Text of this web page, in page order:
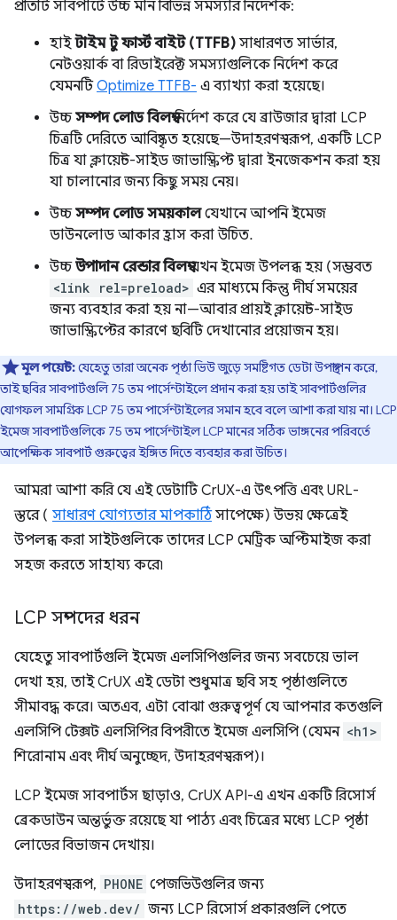
প্রতিটি সাবপার্টে উচ্চ মান বিভিন্ন সমস্যার নির্দেশক:
হাইটাইম টু ফার্স্ট বাইট (TTFB) সাধারণত সার্ভার,
নেটওয়ার্ক বা রিডাইরেক্ট সমস্যাগুলিকে নির্দেশ করে
যেমনটিOptimize TTFB- এ ব্যাখ্যা করা হয়েছে।
উচ্চসম্পদ লোড বিলম্বনির্দেশ করে যে ব্রাউজার দ্বারা LCP
চিত্রটি দেরিতে আবিষ্কৃত হয়েছে—উদাহরণস্বরূপ, একটি LCP
চিত্র যা ক্লায়েন্ট-সাইড জাভাস্ক্রিপ্ট দ্বারা ইনজেকশন করা হয়
যা চালানোর জন্য কিছু সময় নেয়।
উচ্চসম্পদ লোড সময়কালযেখানে আপনি ইমেজ
ডাউনলোড আকার হ্রাস করা উচিত.
উচ্চউপাদান রেন্ডার বিলম্বযখন ইমেজ উপলব্ধ হয় (সম্ভবত
<link rel=preload> এর মাধ্যমে কিন্তু দীর্ঘ সময়ের
জন্য ব্যবহার করা হয় না—আবার প্রায়ই ক্লায়েন্ট-সাইড
জাভাস্ক্রিপ্টের কারণে ছবিটি দেখানোর প্রয়োজন হয়।
মূল পয়েন্ট:যেহেতু তারা অনেক পৃষ্ঠা ভিউ জুড়ে সমষ্টিগত ডেটা উপস্থাপন করে,
তাই ছবির সাবপার্টগুলি 75 তম পার্সেন্টাইলে প্রদান করা হয় তাই সাবপার্টগুলির
যোগফল সামগ্রিক LCP 75 তম পার্সেন্টাইলের সমান হবে বলে আশা করা যায় না। LCP
ইমেজ সাবপার্টগুলিকে 75 তম পার্সেন্টাইল LCP মানের সঠিক ভাঙ্গনের পরিবর্তে
আপেক্ষিক সাবপার্ট গুরুত্বের ইঙ্গিত দিতে ব্যবহার করা উচিত।
আমরা আশা করি যে এই ডেটাটি CrUX-এ উৎপত্তি এবং URL-
স্তরে ( সাধারণ যোগ্যতার মাপকাঠিসাপেক্ষে) উভয় ক্ষেত্রেই
উপলব্ধ করা সাইটগুলিকে তাদের LCP মেট্রিক অপ্টিমাইজ করা
সহজ করতে সাহায্য করে৷
LCP সম্পদের ধরন
যেহেতু সাবপার্টগুলি ইমেজ এলসিপিগুলির জন্য সবচেয়ে ভাল
দেখা হয়, তাই CrUX এই ডেটা শুধুমাত্র ছবি সহ পৃষ্ঠাগুলিতে
সীমাবদ্ধ করে। অতএব, এটা বোঝা গুরুত্বপূর্ণ যে আপনার কতগুলি
এলসিপি টেক্সট এলসিপির বিপরীতে ইমেজ এলসিপি (যেমন <h1>
শিরোনাম এবং দীর্ঘ অনুচ্ছেদ, উদাহরণস্বরূপ)।
LCP ইমেজ সাবপার্টস ছাড়াও, CrUX API-এ এখন একটি রিসোর্স
ব্রেকডাউন অন্তর্ভুক্ত রয়েছে যা পাঠ্য এবং চিত্রের মধ্যে LCP পৃষ্ঠা
লোডের বিভাজন দেখায়।
উদাহরণস্বরূপ, PHONE পেজভিউগুলির জন্য
https://web.dev/ জন্য LCP রিসোর্স প্রকারগুলি পেতে